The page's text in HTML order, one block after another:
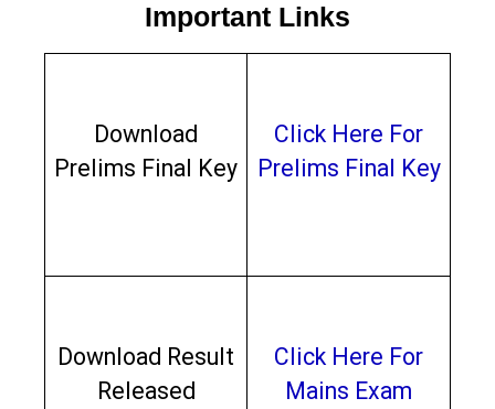
Important Links
Download
Prelims Final Key
Click Here For
Prelims Final Key
Download Result
Released
Click Here For
Mains Exam